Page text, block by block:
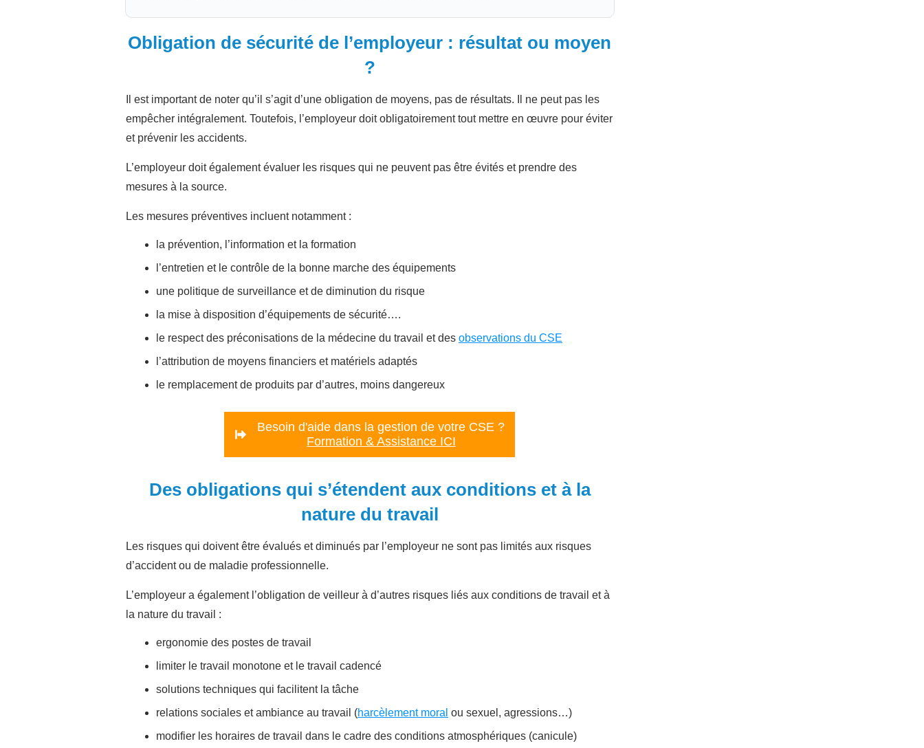
Obligation de sécurité de l’employeur : résultat ou moyen
?
Il est important de noter qu’il s’agit d’une obligation de moyens, pas de résultats. Il ne peut pas les
empêcher intégralement. Toutefois, l’employeur doit obligatoirement tout mettre en œuvre pour éviter
et prévenir les accidents.
L’employeur doit également évaluer les risques qui ne peuvent pas être évités et prendre des
mesures à la source.
Les mesures préventives incluent notamment :
la prévention, l’information et la formation
l’entretien et le contrôle de la bonne marche des équipements
une politique de surveillance et de diminution du risque
la mise à disposition d’équipements de sécurité….
le respect des préconisations de la médecine du travail et des observations du CSE
l’attribution de moyens financiers et matériels adaptés
le remplacement de produits par d’autres, moins dangereux
Besoin d'aide dans la gestion de votre CSE ?
Formation & Assistance ICI
Des obligations qui s’étendent aux conditions et à la
nature du travail
Les risques qui doivent être évalués et diminués par l’employeur ne sont pas limités aux risques
d’accident ou de maladie professionnelle.
L’employeur a également l’obligation de veilleur à d’autres risques liés aux conditions de travail et à
la nature du travail :
ergonomie des postes de travail
limiter le travail monotone et le travail cadencé
solutions techniques qui facilitent la tâche
relations sociales et ambiance au travail (harcèlement moral ou sexuel, agressions…)
modifier les horaires de travail dans le cadre des conditions atmosphériques (canicule)